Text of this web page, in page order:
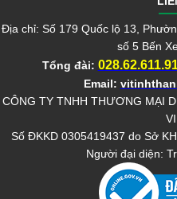
Địa chỉ: Số 179 Quốc lộ 13,
số 5 Bến
Tổng đài:
Email:
CÔNG TY TNHH THƯƠNG MẠI
Số ĐKKD 0305419437 do Sở
Người đại diện: